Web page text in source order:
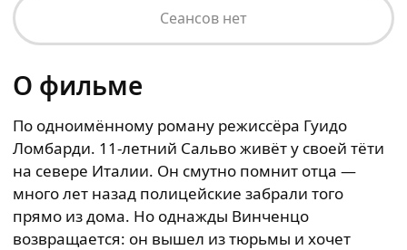
Сеансов нет
О фильме
По одноимённому роману режиссёра Гуидо
Ломбарди. 11-летний Сальво живёт у своей тёти
на севере Италии. Он смутно помнит отца —
много лет назад полицейские забрали того
прямо из дома. Но однажды Винченцо
возвращается: он вышел из тюрьмы и хочет